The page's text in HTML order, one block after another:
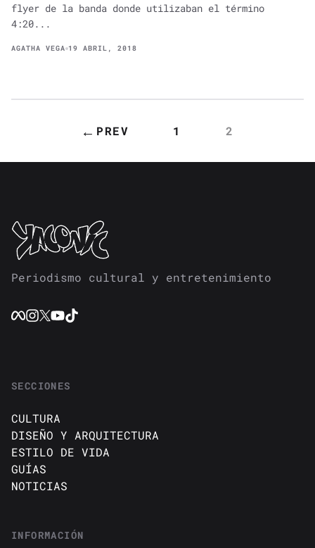
flyer de la banda donde utilizaban el término
4:20...
AGATHA VEGA 19 ABRIL, 2018
PAGINACIÓN
← PREV 1 2
Periodismo cultural y entretenimiento
SECCIONES
CULTURA
DISEÑO Y ARQUITECTURA
ESTILO DE VIDA
GUÍAS
NOTICIAS
INFORMACIÓN